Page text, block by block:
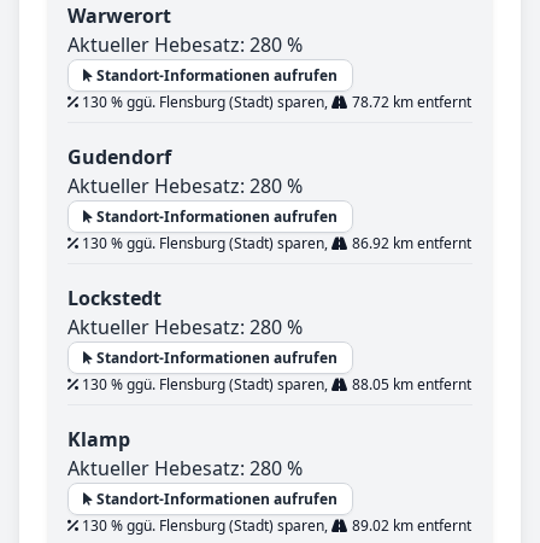
Warwerort
Aktueller Hebesatz: 280 %
Standort-Informationen aufrufen
130 % ggü. Flensburg (Stadt) sparen,
78.72 km entfernt
Gudendorf
Aktueller Hebesatz: 280 %
Standort-Informationen aufrufen
130 % ggü. Flensburg (Stadt) sparen,
86.92 km entfernt
Lockstedt
Aktueller Hebesatz: 280 %
Standort-Informationen aufrufen
130 % ggü. Flensburg (Stadt) sparen,
88.05 km entfernt
Klamp
Aktueller Hebesatz: 280 %
Standort-Informationen aufrufen
130 % ggü. Flensburg (Stadt) sparen,
89.02 km entfernt